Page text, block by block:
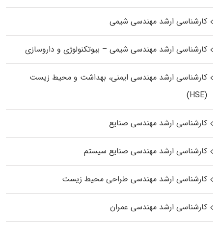
کارشناسی ارشد مهندسی شیمی
کارشناسی ارشد مهندسی شیمی – بیوتکنولوژی و داروسازی
کارشناسی ارشد مهندسی ایمنی، بهداشت و محیط زیست
(HSE)
کارشناسی ارشد مهندسی صنایع
کارشناسی ارشد مهندسی صنایع سیستم
کارشناسی ارشد مهندسی طراحی محیط زیست
کارشناسی ارشد مهندسی عمران